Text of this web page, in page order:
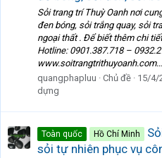
Sỏi trang trí Thuỳ Oanh nơi
đen bóng, sỏi trắng quay, sỏi
ngoại thất . Để biết thêm chi
Hotline: 0901.387.718 –
www.soitrangtrithuyoanh.com...
quangphapluu
Chủ đề 15/4/
dựng
Toàn quốc Hồ Chí Minh
sỏi tự nhiên phục vụ